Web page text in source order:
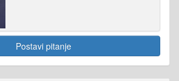
Postavi pitanje